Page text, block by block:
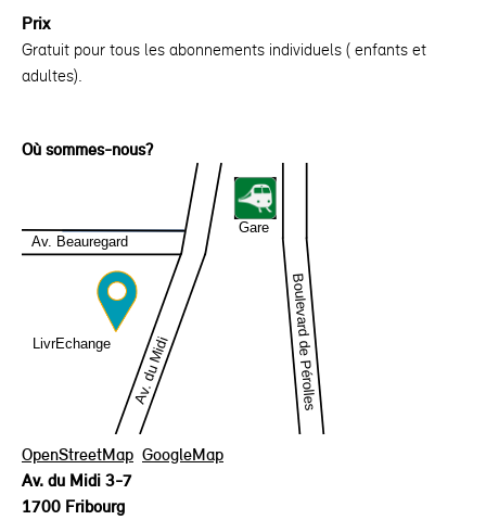
Prix
Gratuit pour tous les abonnements individuels ( enfants et
adultes).
Où sommes-nous?
OpenStreetMap GoogleMap
Av. du Midi 3-7
1700 Fribourg